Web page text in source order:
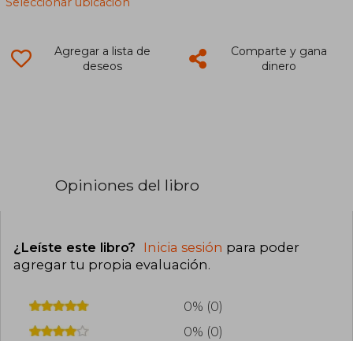
Agregar a lista de
deseos
Comparte y gana
dinero
Opiniones del libro
¿Leíste este libro? Inicia sesión para poder
agregar tu propia evaluación.
0% (0)
0% (0)